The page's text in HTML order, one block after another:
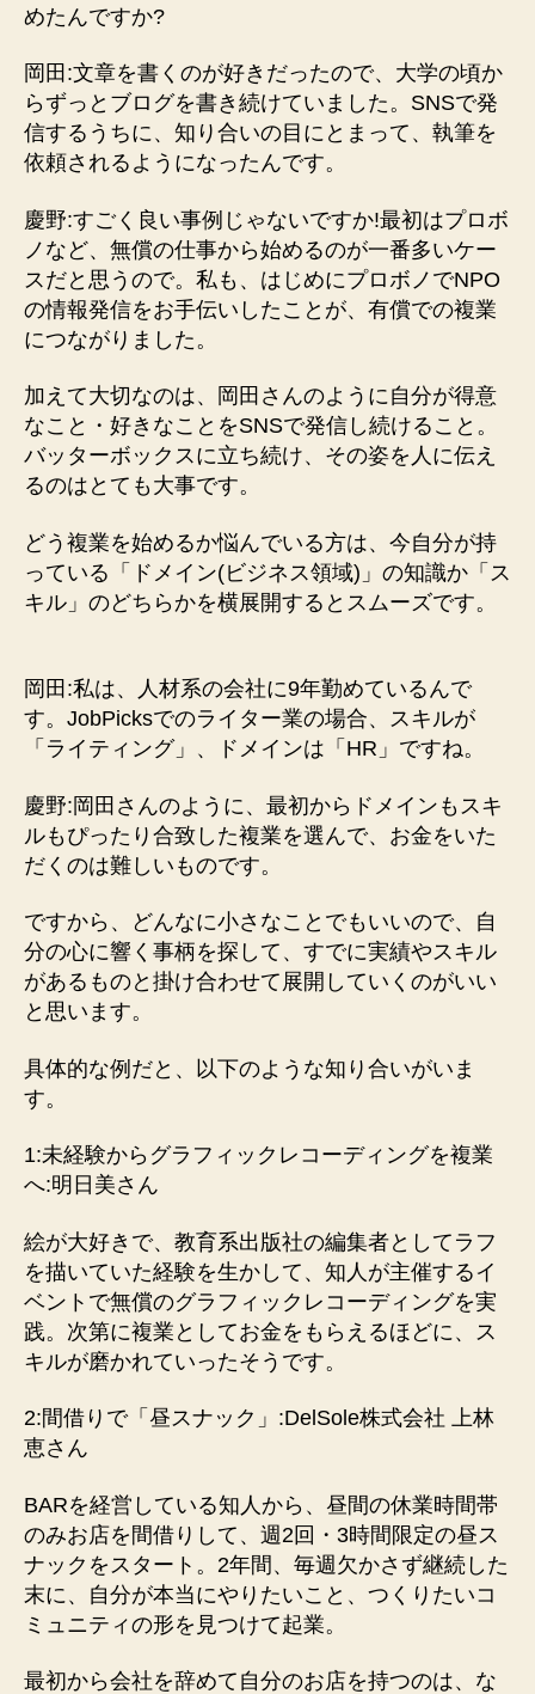
めたんですか?
岡田:文章を書くのが好きだったので、大学の頃か
らずっとブログを書き続けていました。SNSで発
信するうちに、知り合いの目にとまって、執筆を
依頼されるようになったんです。
慶野:すごく良い事例じゃないですか!最初はプロボ
ノなど、無償の仕事から始めるのが一番多いケー
スだと思うので。私も、はじめにプロボノでNPO
の情報発信をお手伝いしたことが、有償での複業
につながりました。
加えて大切なのは、岡田さんのように自分が得意
なこと・好きなことをSNSで発信し続けること。
バッターボックスに立ち続け、その姿を人に伝え
るのはとても大事です。
どう複業を始めるか悩んでいる方は、今自分が持
っている「ドメイン(ビジネス領域)」の知識か「ス
キル」のどちらかを横展開するとスムーズです。
岡田:私は、人材系の会社に9年勤めているんで
す。JobPicksでのライター業の場合、スキルが
「ライティング」、ドメインは「HR」ですね。
慶野:岡田さんのように、最初からドメインもスキ
ルもぴったり合致した複業を選んで、お金をいた
だくのは難しいものです。
ですから、どんなに小さなことでもいいので、自
分の心に響く事柄を探して、すでに実績やスキル
があるものと掛け合わせて展開していくのがいい
と思います。
具体的な例だと、以下のような知り合いがいま
す。
1:未経験からグラフィックレコーディングを複業
へ:明日美さん
絵が大好きで、教育系出版社の編集者としてラフ
を描いていた経験を生かして、知人が主催するイ
ベントで無償のグラフィックレコーディングを実
践。次第に複業としてお金をもらえるほどに、ス
キルが磨かれていったそうです。
2:間借りで「昼スナック」:DelSole株式会社 上林
恵さん
BARを経営している知人から、昼間の休業時間帯
のみお店を間借りして、週2回・3時間限定の昼ス
ナックをスタート。2年間、毎週欠かさず継続した
末に、自分が本当にやりたいこと、つくりたいコ
ミュニティの形を見つけて起業。
最初から会社を辞めて自分のお店を持つのは、な